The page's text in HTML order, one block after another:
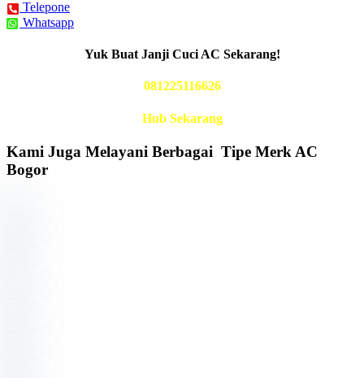
Telepone
Whatsapp
Yuk Buat Janji Cuci AC Sekarang!
081225116626
Hub Sekarang
Kami Juga Melayani Berbagai Tipe Merk AC
Bogor